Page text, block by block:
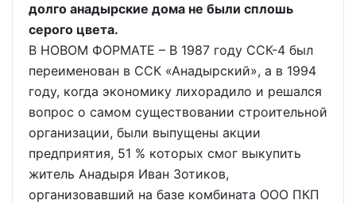
долго анадырские дома не были сплошь
серого цвета.
В НОВОМ ФОРМАТЕ – В 1987 году ССК-4 был
переименован в ССК «Анадырский», а в 1994
году, когда экономику лихорадило и решался
вопрос о самом существовании строительной
организации, были выпущены акции
предприятия, 51 % которых смог выкупить
житель Анадыря Иван Зотиков,
организовавший на базе комбината ООО ПКП